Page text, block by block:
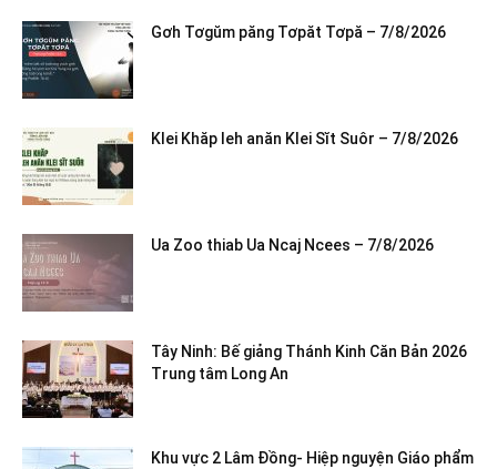
Gơh Tơgŭm păng Tơpăt Tơpă – 7/8/2026
Klei Khăp leh anăn Klei Sĭt Suôr – 7/8/2026
Ua Zoo thiab Ua Ncaj Ncees – 7/8/2026
Tây Ninh: Bế giảng Thánh Kinh Căn Bản 2026
Trung tâm Long An
Khu vực 2 Lâm Đồng- Hiệp nguyện Giáo phẩm